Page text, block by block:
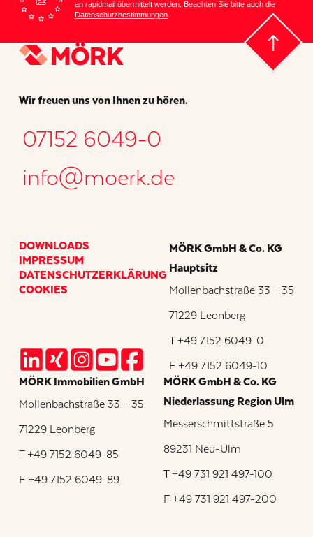
an rapidmail übermittelt werden. Beachten Sie bitte auch die
Datenschutzbestimmungen.
Wir freuen uns von Ihnen zu hören.
07152 6049-0
info@moerk.de
DOWNLOADS
IMPRESSUM
DATENSCHUTZERKLÄRUNG
COOKIES
MÖRK GmbH & Co. KG
Hauptsitz
Mollenbachstraße 33 – 35
71229 Leonberg
T +49 7152 6049-0
F +49 7152 6049-10
MÖRK Immobilien GmbH
Mollenbachstraße 33 – 35
71229 Leonberg
T +49 7152 6049-85
F +49 7152 6049-89
MÖRK GmbH & Co. KG
Niederlassung Region Ulm
Messerschmittstraße 5
89231 Neu-Ulm
T +49 731 921 497-100
F +49 731 921 497-200